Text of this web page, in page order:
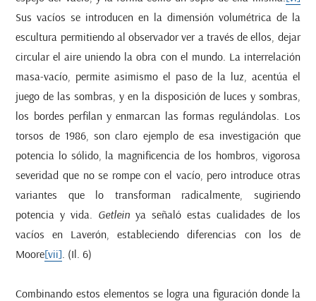
Sus vacíos se introducen en la dimensión volumétrica de la
escultura permitiendo al observador ver a través de ellos, dejar
circular el aire uniendo la obra con el mundo. La interrelación
masa-vacío, permite asimismo el paso de la luz, acentúa el
juego de las sombras, y en la disposición de luces y sombras,
los bordes perfilan y enmarcan las formas regulándolas. Los
torsos de 1986, son claro ejemplo de esa investigación que
potencia lo sólido, la magnificencia de los hombros, vigorosa
severidad que no se rompe con el vacío, pero introduce otras
variantes que lo transforman radicalmente, sugiriendo
potencia y vida. Getlein ya señaló estas cualidades de los
vacíos en Laverón, estableciendo diferencias con los de
Moore[vii] . (Il. 6)
Combinando estos elementos se logra una figuración donde la